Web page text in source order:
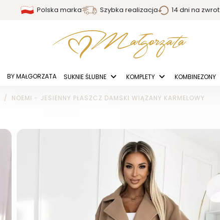
Polska marka Szybka realizacja 14 dni na zwrot
BY MAŁGORZATA SUKNIE ŚLUBNE KOMPLETY KOMBINEZONY
NOEMI - JESIENNY PŁASZCZ DAMSKI WIĄZANY KARMELOWY